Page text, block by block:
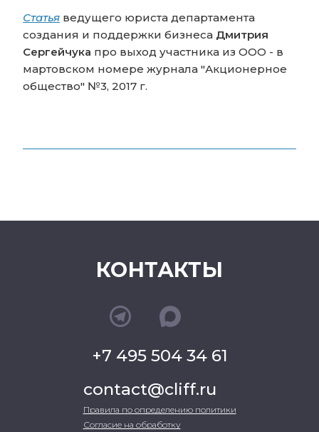
Статья ведущего юриста департамента
создания и поддержки бизнеса Дмитрия
Сергейчука про выход участника из ООО - в
мартовском номере журнала "Акционерное
общество" №3, 2017 г.
КОНТАКТЫ
+7 495 504 34 61
contact@cliff.ru
Правила по определению политики
Согласие на обработку